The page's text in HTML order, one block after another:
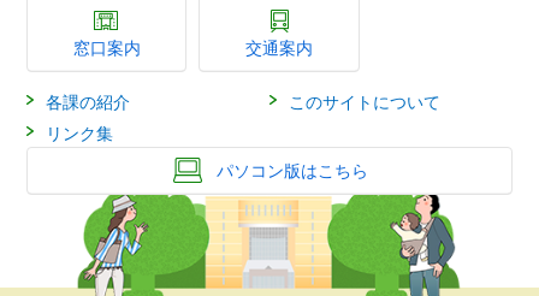
窓口案内 交通案内
各課の紹介
このサイトについて
リンク集
パソコン版はこちら